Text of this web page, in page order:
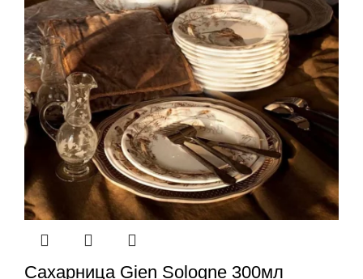
Сахарница Gien Sologne 300мл